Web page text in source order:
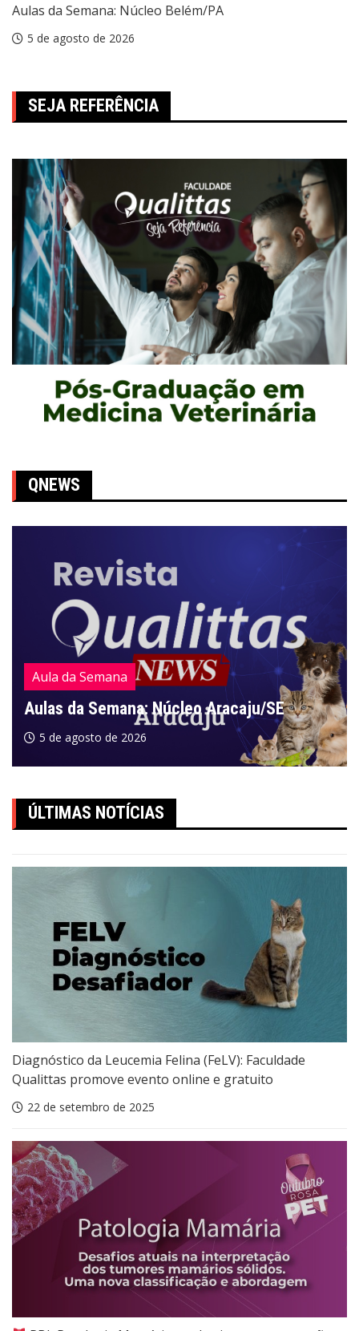
Aulas da Semana: Núcleo Belém/PA
5 de agosto de 2026
SEJA REFERÊNCIA
QNEWS
Aula da Semana
Aulas da Semana: Núcleo Aracaju/SE
5 de agosto de 2026
ÚLTIMAS NOTÍCIAS
Diagnóstico da Leucemia Felina (FeLV): Faculdade
Qualittas promove evento online e gratuito
22 de setembro de 2025